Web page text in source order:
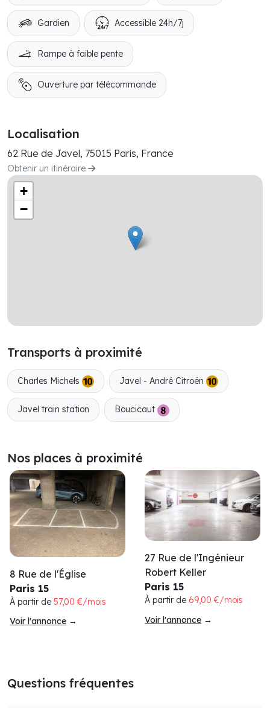
Gardien Accessible 24h/7j
Rampe à faible pente
Ouverture par télécommande
Localisation
62 Rue de Javel, 75015 Paris, France
Obtenir un itinéraire
+
−
Transports à proximité
Charles Michels Javel - André Citroën
Javel train station Boucicaut
Nos places à proximité
8 Rue de l'Église
Paris 15
À partir de 57,00 €/mois
Voir l'annonce →
27 Rue de l'Ingénieur
Robert Keller
Paris 15
À partir de 69,00 €/mois
Voir l'annonce →
Questions fréquentes